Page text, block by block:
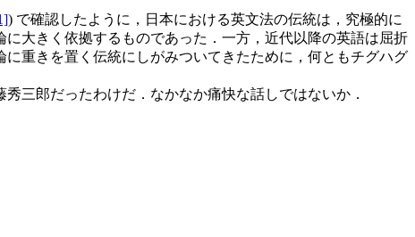
) で確認したように，日本における英文法の伝統は，究極的に
大きく依拠するものであった．一方，近代以降の英語は屈折
重きを置く伝統にしがみついてきたために，何ともチグハグ
三郎だったわけだ．なかなか痛快な話しではないか．